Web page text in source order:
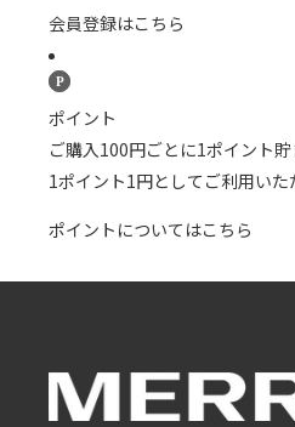
会員登録はこちら
ポイント
ご購入100円ごとに1ポイント貯
1ポイント1円としてご利用いた
ポイントについてはこちら